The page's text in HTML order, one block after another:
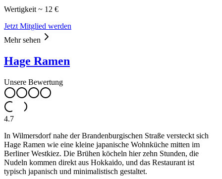
Wertigkeit ~ 12 €
Jetzt Mitglied werden
Mehr sehen
Hage Ramen
Unsere Bewertung
4.7
In Wilmersdorf nahe der Brandenburgischen Straße versteckt sich
Hage Ramen wie eine kleine japanische Wohnküche mitten im
Berliner Westkiez. Die Brühen köcheln hier zehn Stunden, die
Nudeln kommen direkt aus Hokkaido, und das Restaurant ist
typisch japanisch und minimalistisch gestaltet.